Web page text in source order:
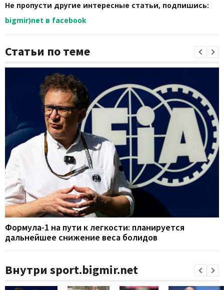
Не пропусти другие интересные статьи, подпишись:
bigmir)net в facebook
Статьи по теме
Формула-1 на пути к легкости: планируется
дальнейшее снижение веса болидов
Внутри sport.bigmir.net